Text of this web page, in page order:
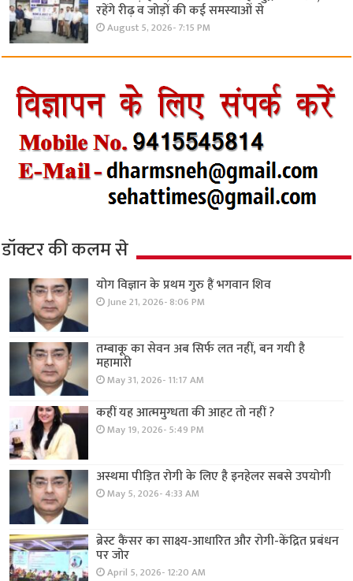
रहेंगे रीढ़ व जोड़ों की कई समस्याओं से
August 5, 2026- 7:15 PM
डॉक्टर की कलम से
योग विज्ञान के प्रथम गुरु हैं भगवान शिव
June 21, 2026- 8:06 PM
तम्बाकू का सेवन अब सिर्फ लत नहीं, बन गयी है
महामारी
May 31, 2026- 11:17 AM
कहीं यह आत्ममुग्धता की आहट तो नहीं ?
May 19, 2026- 5:49 PM
अस्थमा पीड़ित रोगी के लिए है इनहेलर सबसे उपयोगी
May 5, 2026- 4:33 AM
ब्रेस्ट कैंसर का साक्ष्य-आधारित और रोगी-केंद्रित प्रबंधन
पर जोर
April 5, 2026- 12:20 AM